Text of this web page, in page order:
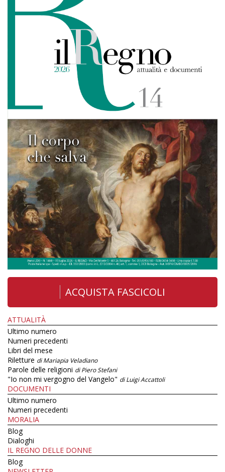
ACQUISTA FASCICOLI
ATTUALITÀ
Ultimo numero
Numeri precedenti
Libri del mese
Riletture di Mariapia Veladiano
Parole delle religioni di Piero Stefani
"Io non mi vergogno del Vangelo" di Luigi Accattoli
DOCUMENTI
Ultimo numero
Numeri precedenti
MORALIA
Blog
Dialoghi
IL REGNO DELLE DONNE
Blog